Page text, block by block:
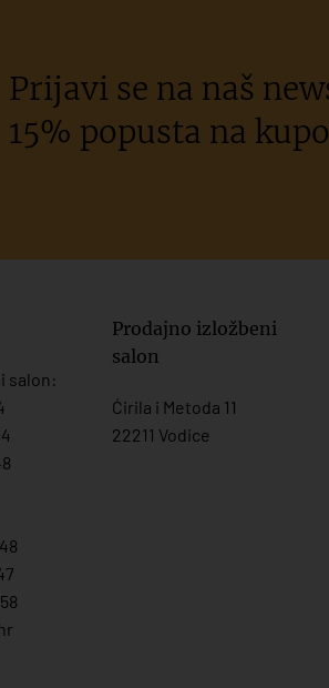
Prijavi se na naš
15% popusta na
salon:
7
Prodajno izložbeni
salon
Ćirila i Metoda 11
22211 Vodice